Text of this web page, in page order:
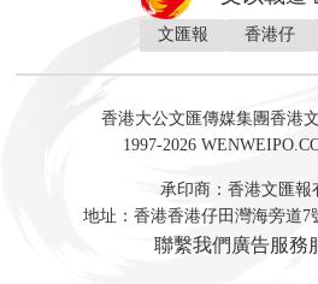
灣區人
財經 地產 投資 財評
訪談 直播 經
藝術 文學
文匯報 香港仔
香港大公文匯傳媒集團香港
1997-2026
承印商：香港文匯報
地址：香港香港仔田灣海旁道7
聯繫我們 廣告服務